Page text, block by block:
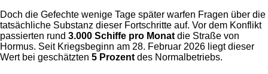
Doch die Gefechte wenige Tage später warfen Fragen über die
tatsächliche Substanz dieser Fortschritte auf. Vor dem Konflikt
passierten rund 3.000 Schiffe pro Monat die Straße von
Hormus. Seit Kriegsbeginn am 28. Februar 2026 liegt dieser
Wert bei geschätzten 5 Prozent des Normalbetriebs.